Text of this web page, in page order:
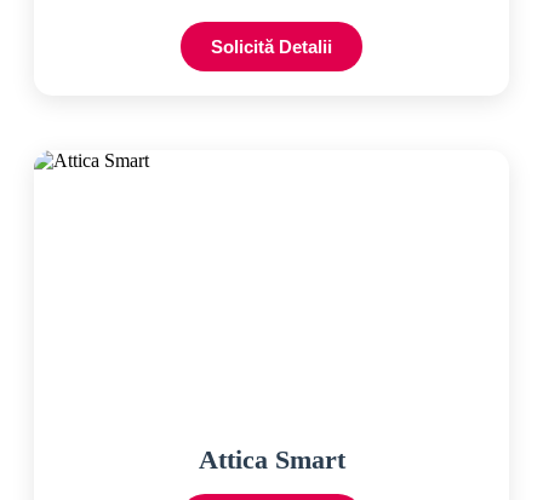
Solicită Detalii
Attica Smart